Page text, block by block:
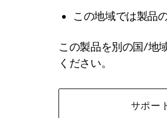
この地域では製品
この製品を別の国/地
ください。
サポー